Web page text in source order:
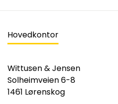
Hovedkontor
Wittusen & Jensen
Solheimveien 6-8
1461 Lørenskog